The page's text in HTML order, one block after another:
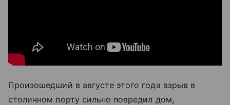
Произошедший в августе этого года взрыв в
столичном порту сильно повредил дом,